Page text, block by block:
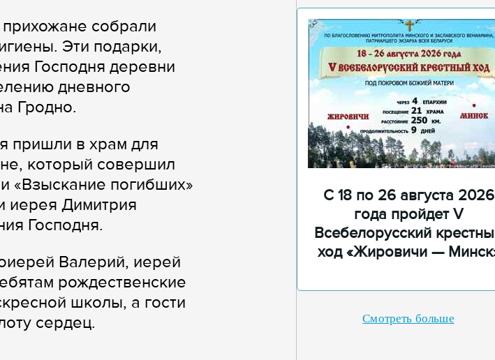
собрали
Эти подарки,
Господня деревни
дневного
Гродно.
пришли в храм для
который совершил
«Взыскание погибших»
иерея Димитрия
Господня.
Валерий, иерей
рождественские
школы, а гости
сердец.
С 18 по 26 августа 2026
года пройдет V
Всебелорусский
ход «Жировичи —
Смотреть больше